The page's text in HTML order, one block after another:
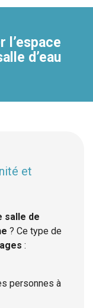
l’espace
d’eau
et
salle de
? Ce type de
:
personnes à